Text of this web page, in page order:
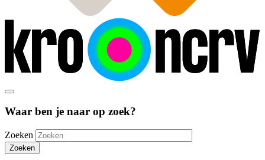
Waar ben je naar op zoek?
Zoeken
Zoeken